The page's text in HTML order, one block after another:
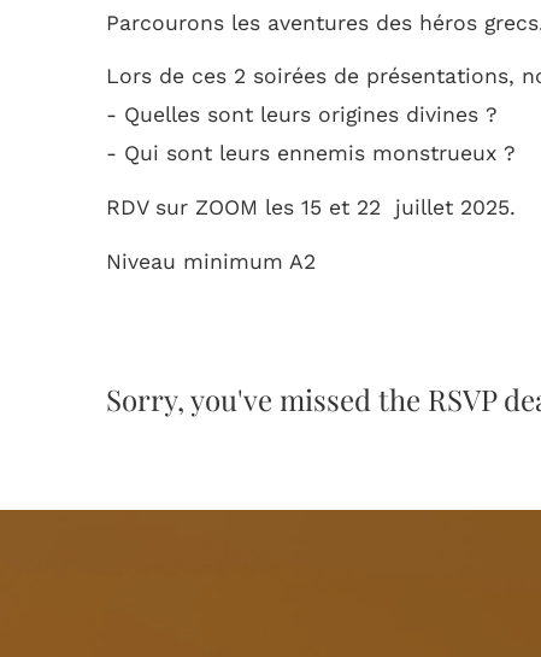
Parcourons les aventures des héros
Lors de ces 2 soirées de présentations,
- Quelles sont leurs origines divines ?
- Qui sont leurs ennemis monstrueux ?
RDV sur ZOOM les 15 et 22 juillet 2025.
Niveau minimum A2
Sorry, you've missed the RSVP